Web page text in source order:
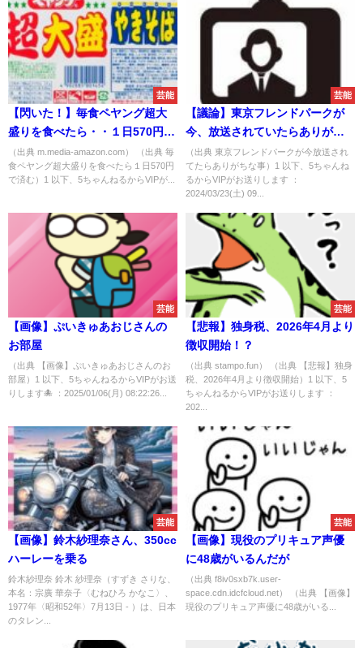
芸能
【閃いた！】毎食ペヤング超大
盛りを食べたら・・１日570円で
済むぞ！
（出典 m.media-amazon.com） （出典 毎
食ペヤング超大盛りを食べたら１日570円
で済む）1 以下、5ちゃんねるからVIPが...
芸能
【議論】東京フレンドパークが
今、放送されていたらありがち
な事とは！？
（出典 東京フレンドパークが今放送され
てたらありがちな事）1 以下、5ちゃんね
るからVIPがお送りします ：
2024/03/23(土) 09...
芸能
【画像】ぷいきゅあおじさんの
お部屋
（出典 【画像】ぷいきゅあおじさんのお
部屋）1 以下、5ちゃんねるからVIPがお送
りします🐙 ：2025/01/06(月) 08:22:26...
芸能
【悲報】独身税、2026年4月より
徴収開始！？
（出典 stampo.fun） （出典 【悲報】独身
税、2026年4月より徴収開始）1 以下、5
ちゃんねるからVIPがお送りします ：
202...
芸能
【画像】鈴木紗理奈さん、350cc
ハーレーを乗る
鈴木紗理奈 鈴木 紗理奈（すずき さりな、
本名：宗廣 華奈子〈むねひろ かなこ〉、
1977年〈昭和52年〉7月13日 - ）は、日本
のタレン...
芸能
【画像】現役のプリキュア声優
に48歳がいるんだが
（出典 f8iv0sxb7k.user-
space.cdn.idcfcloud.net） （出典 【画像】
現役のプリキュア声優に48歳がいる...